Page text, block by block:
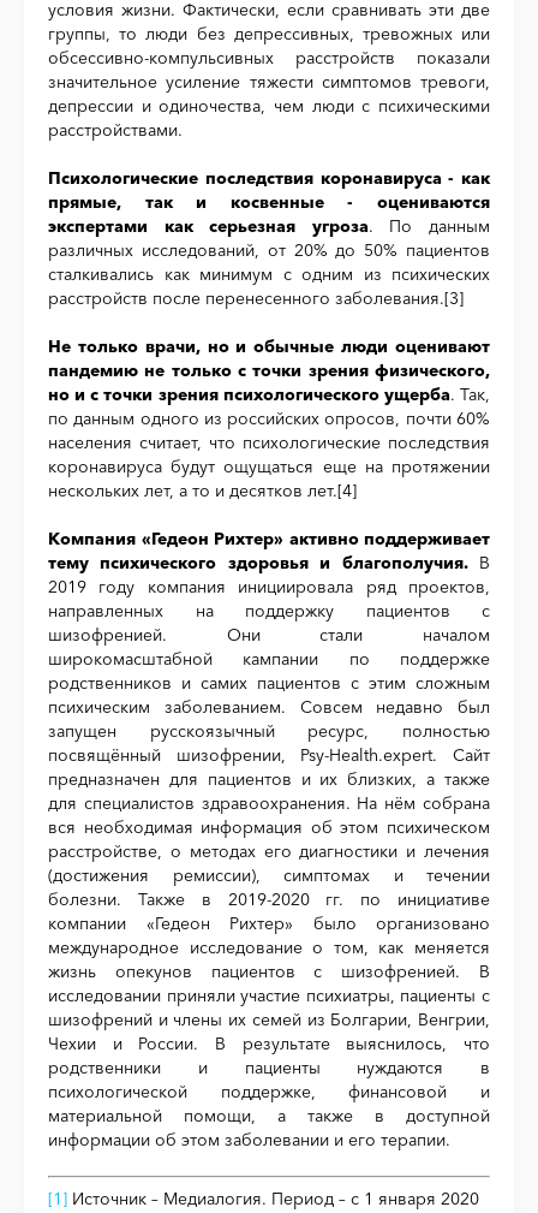
условия жизни. Фактически, если сравнивать эти две
группы, то люди без депрессивных, тревожных или
обсессивно-компульсивных расстройств показали
значительное усиление тяжести симптомов тревоги,
депрессии и одиночества, чем люди с психическими
расстройствами.
Психологические последствия коронавируса - как
прямые, так и косвенные - оцениваются
экспертами как серьезная угроза. По данным
различных исследований, от 20% до 50% пациентов
сталкивались как минимум с одним из психических
расстройств после перенесенного заболевания.[3]
Не только врачи, но и обычные люди оценивают
пандемию не только с точки зрения физического,
но и с точки зрения психологического ущерба. Так,
по данным одного из российских опросов, почти 60%
населения считает, что психологические последствия
коронавируса будут ощущаться еще на протяжении
нескольких лет, а то и десятков лет.[4]
Компания «Гедеон Рихтер» активно поддерживает
тему психического здоровья и благополучия.В
2019 году компания инициировала ряд проектов,
направленных на поддержку пациентов с
шизофренией. Они стали началом
широкомасштабной кампании по поддержке
родственников и самих пациентов с этим сложным
психическим заболеванием. Совсем недавно был
запущен русскоязычный ресурс, полностью
посвящённый шизофрении, Psy-Health.expert.
Сайт
предназначен для пациентов и их близких, а также
для специалистов здравоохранения. На нём собрана
вся необходимая информация об этом психическом
расстройстве, о методах его диагностики и лечения
(достижения ремиссии), симптомах и течении
болезни. Также в 2019-2020 гг. по инициативе
компании «Гедеон Рихтер» было организовано
международное исследование о том, как меняется
жизнь опекунов пациентов с шизофренией. В
исследовании приняли участие психиатры, пациенты с
шизофрений и члены их семей из Болгарии, Венгрии,
Чехии и России. В результате выяснилось, что
родственники и пациенты нуждаются в
психологической поддержке, финансовой и
материальной помощи, а также в доступной
информации об этом заболевании и его терапии.
[1] Источник – Медиалогия. Период – с 1 января 2020